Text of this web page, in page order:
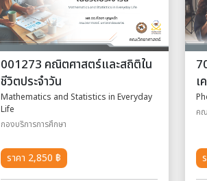
001273 คณิตศาสตร์และสถิติใน
ชีวิตประจำวัน
Mathematics and Statistics in Everyday
Life
กองบริการการศึกษา
ราคา 2,850 ฿
เ
ค